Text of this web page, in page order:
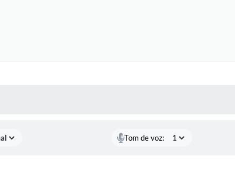
Tom de voz: